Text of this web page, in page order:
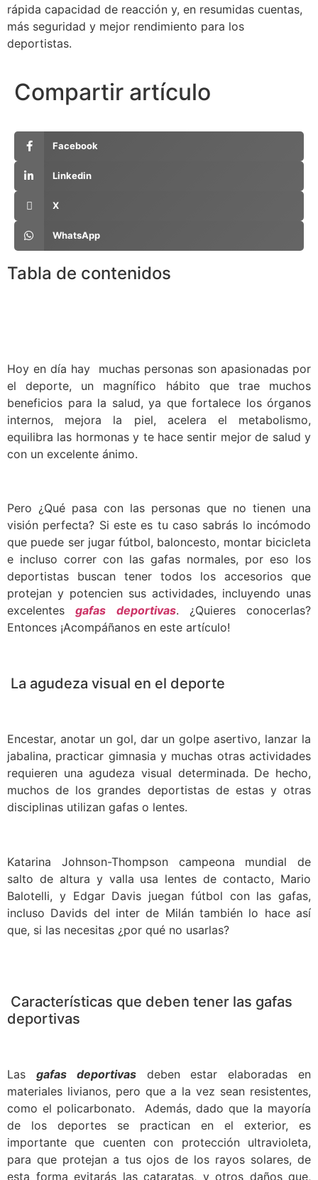
rápida capacidad de reacción y, en resumidas cuentas,
más seguridad y mejor rendimiento para los
deportistas.
Compartir artículo
Facebook
Linkedin
X
WhatsApp
Tabla de contenidos
Hoy en día hay muchas personas son apasionadas por
el deporte, un magnífico hábito que trae muchos
beneficios para la salud, ya que fortalece los órganos
internos, mejora la piel, acelera el metabolismo,
equilibra las hormonas y te hace sentir mejor de salud y
con un excelente ánimo.
Pero ¿Qué pasa con las personas que no tienen una
visión perfecta? Si este es tu caso sabrás lo incómodo
que puede ser jugar fútbol, baloncesto, montar bicicleta
e incluso correr con las gafas normales, por eso los
deportistas buscan tener todos los accesorios que
protejan y potencien sus actividades, incluyendo unas
excelentesgafas deportivas. ¿Quieres conocerlas?
Entonces ¡Acompáñanos en este artículo!
La agudeza visual en el deporte
Encestar, anotar un gol, dar un golpe asertivo, lanzar la
jabalina, practicar gimnasia y muchas otras actividades
requieren una agudeza visual determinada. De hecho,
muchos de los grandes deportistas de estas y otras
disciplinas utilizan gafas o lentes.
Katarina Johnson-Thompson campeona mundial de
salto de altura y valla usa lentes de contacto, Mario
Balotelli, y Edgar Davis juegan fútbol con las gafas,
incluso Davids del inter de Milán también lo hace así
que, si las necesitas ¿por qué no usarlas?
Características que deben tener las gafas
deportivas
Las gafas deportivasdeben estar elaboradas en
materiales livianos, pero que a la vez sean resistentes,
como el policarbonato. Además, dado que la mayoría
de los deportes se practican en el exterior, es
importante que cuenten con protección ultravioleta,
para que protejan a tus ojos de los rayos solares, de
esta forma evitarás las cataratas, y otros daños que,